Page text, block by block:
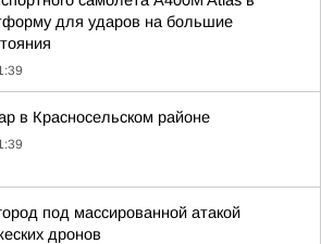
для ударов на большие
в Красносельском районе
под массированной атакой
дронов